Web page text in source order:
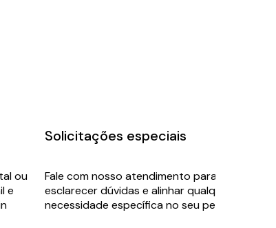
ou
e
Solicitações especiais
Fale com nosso atendimento para
esclarecer dúvidas e alinhar qualquer
necessidade específica no seu pedido.